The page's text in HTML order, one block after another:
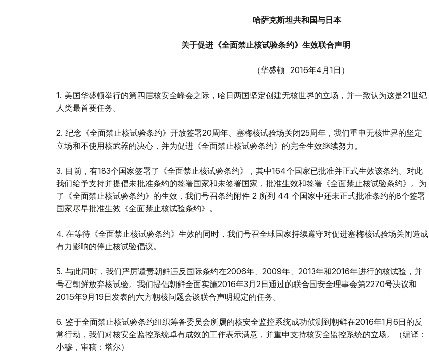
哈萨克斯坦共和国与日本
关于促进《全面禁止核试验条约》生效联合声明
（华盛顿 2016年4月1日）
1. 美国华盛顿举行的第四届核安全峰会之际，哈日两国坚定创建无核世界的立场，并一致认为这是21世纪
人类最首要任务。
2. 纪念《全面禁止核试验条约》开放签署20周年、塞梅核试验场关闭25周年，我们重申无核世界的坚定
立场和不使用核武器的决心，并为促进《全面禁止核试验条约》的完全生效继续努力。
3. 目前，有183个国家签署了《全面禁止核试验条约》，其中164个国家已批准并正式生效该条约。对此
我们给予支持并提倡未批准条约的签署国家和未签署国家，批准生效和签署《全面禁止核试验条约》。为
了《全面禁止核试验条约》的生效，我们号召条约附件 2 所列 44 个国家中还未正式批准条约的8个签署
国家尽早批准生效《全面禁止核试验条约》。
4. 在等待《全面禁止核试验条约》生效的同时，我们号召全球国家持续遵守对促进塞梅核试验场关闭造成
有力影响的停止核试验倡议。
5. 与此同时，我们严厉谴责朝鲜违反国际条约在2006年、2009年、2013年和2016年进行的核试验，并
号召朝鲜放弃核试验。我们提倡朝鲜全面实施2016年3月2日通过的联合国安全理事会第2270号决议和
2015年9月19日发表的六方朝核问题会谈联合声明规定的任务。
6. 鉴于全面禁止核试验条约组织筹备委员会所属的核安全监控系统成功侦测到朝鲜在2016年1月6日的反
常行动，我们对核安全监控系统卓有成效的工作表示满意，并重申支持核安全监控系统的立场。（编译：
小穆，审稿：塔尔）